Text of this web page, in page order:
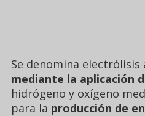
Se denomina
mediante la aplicación
hidrógeno y oxígeno
para la producción de